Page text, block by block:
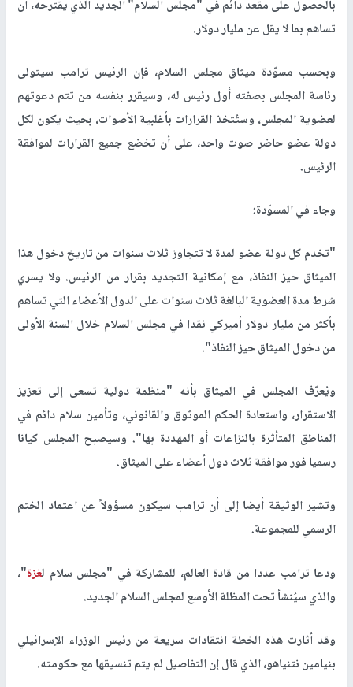
بالحصول على مقعد دائم في "مجلس السلام" الجديد الذي يقترحه، أن
تساهم بما لا يقل عن مليار دولار.
وبحسب مسوّدة ميثاق مجلس السلام، فإن الرئيس ترامب سيتولى
رئاسة المجلس بصفته أول رئيس له، وسيقرر بنفسه من تتم دعوتهم
لعضوية المجلس، وستُتخذ القرارات بأغلبية الأصوات، بحيث يكون لكل
دولة عضو حاضر صوت واحد، على أن تخضع جميع القرارات لموافقة
الرئيس.
وجاء في المسوّدة:
"تخدم كل دولة عضو لمدة لا تتجاوز ثلاث سنوات من تاريخ دخول هذا
الميثاق حيز النفاذ، مع إمكانية التجديد بقرار من الرئيس. ولا يسري
شرط مدة العضوية البالغة ثلاث سنوات على الدول الأعضاء التي تساهم
بأكثر من مليار دولار أميركي نقدا في مجلس السلام خلال السنة الأولى
من دخول الميثاق حيز النفاذ".
ويُعرّف المجلس في الميثاق بأنه "منظمة دولية تسعى إلى تعزيز
الاستقرار، واستعادة الحكم الموثوق والقانوني، وتأمين سلام دائم في
المناطق المتأثرة بالنزاعات أو المهددة بها". وسيصبح المجلس كيانا
رسميا فور موافقة ثلاث دول أعضاء على الميثاق.
وتشير الوثيقة أيضا إلى أن ترامب سيكون مسؤولاً عن اعتماد الختم
الرسمي للمجموعة.
ودعا ترامب عددا من قادة العالم، للمشاركة في "مجلس سلام لغزة"،
والذي سيُنشأ تحت المظلة الأوسع لمجلس السلام الجديد.
وقد أثارت هذه الخطة انتقادات سريعة من رئيس الوزراء الإسرائيلي
بنيامين نتنياهو، الذي قال إن التفاصيل لم يتم تنسيقها مع حكومته.